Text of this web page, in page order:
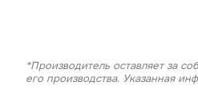
*Производитель оставляет за
его производства. Указанная